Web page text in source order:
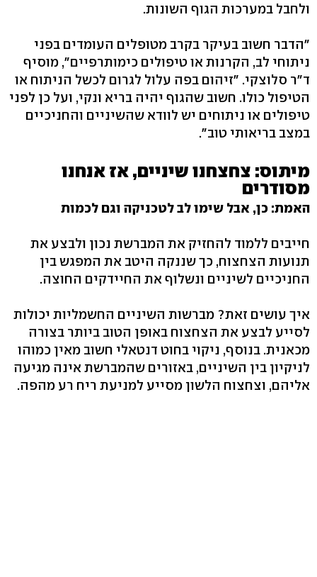
ולחבל במערכות הגוף השונות.
"הדבר חשוב בעיקר בקרב מטופלים העומדים בפני
ניתוחי לב, הקרנות או טיפולים כימותרפיים", מוסיף
ד"ר סלוצקי. "זיהום בפה עלול לגרום לכשל הניתוח או
הטיפול כולו. חשוב שהגוף יהיה בריא ונקי, ועל כן לפני
טיפולים או ניתוחים יש לוודא שהשיניים והחניכיים
במצב בריאותי טוב".
מיתוס: צחצחנו שיניים, אז אנחנו
מסודרים
האמת: כן, אבל שימו לב לטכניקה וגם לכמות
חייבים ללמוד להחזיק את המברשת נכון ולבצע את
תנועות הצחצוח, כך שננקה היטב את המפגש בין
החניכיים לשיניים ונשלוף את החיידקים החוצה.
איך עושים זאת? מברשות השיניים החשמליות יכולות
לסייע לבצע את הצחצוח באופן הטוב ביותר בצורה
מכאנית. בנוסף, ניקוי בחוט דנטאלי חשוב מאין כמוהו
לניקיון בין השיניים, באזורים שהמברשת אינה מגיעה
אליהם, וצחצוח הלשון מסייע למניעת ריח רע מהפה.